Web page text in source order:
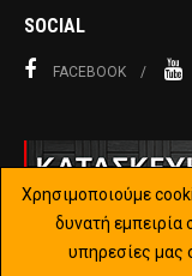
SOCIAL
FACEBOOK
Χρησιμοποιούμε
δυνατή εμπειρία
υπηρεσίες μας